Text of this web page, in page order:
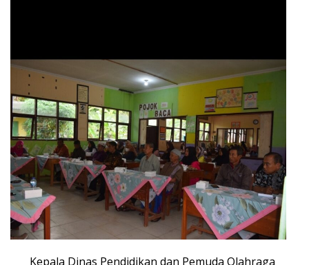
Kepala Dinas Pendidikan dan Pemuda Olahraga